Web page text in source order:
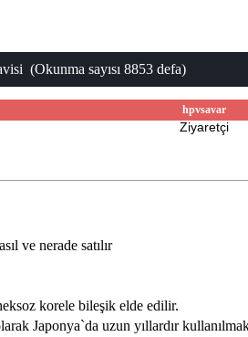
(Okunma sayısı 8853 defa)
hpvsavar
Ziyaretçi
ve nerade satılır
korele bileşik elde edilir.
Japonya`da uzun yıllardır